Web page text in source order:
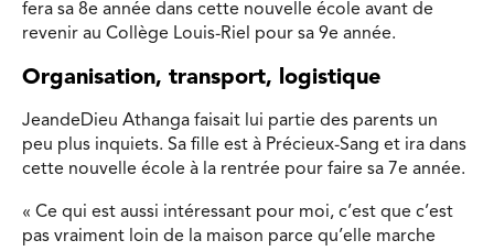
fera sa 8e année dans cette nouvelle école avant de
revenir au Collège Louis-Riel pour sa 9e année.
Organisation, transport, logistique
JeandeDieu Athanga faisait lui partie des parents un
peu plus inquiets. Sa fille est à Précieux-Sang et ira dans
cette nouvelle école à la rentrée pour faire sa 7e année.
« Ce qui est aussi intéressant pour moi, c’est que c’est
pas vraiment loin de la maison parce qu’elle marche